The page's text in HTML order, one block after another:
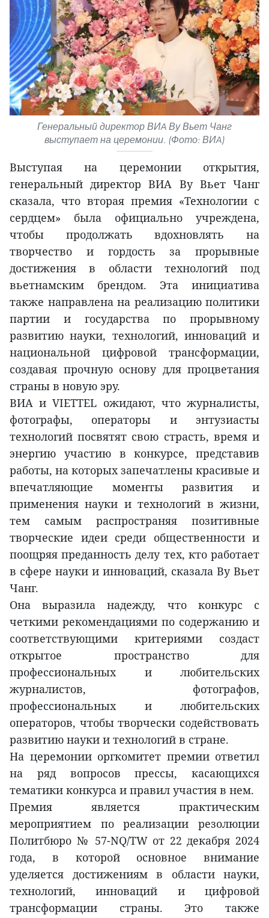
Генеральный директор ВИA Ву Вьет Чанг
выступает на церемонии. (Фото: ВИA)
Выступая на церемонии открытия,
генеральный директор ВИA Ву Вьет Чанг
сказала, что вторая премия «Технологии с
сердцем» была официально учреждена,
чтобы продолжать вдохновлять на
творчество и гордость за прорывные
достижения в области технологий под
вьетнамским брендом. Эта инициатива
также направлена на реализацию политики
партии и государства по прорывному
развитию науки, технологий, инноваций и
национальной цифровой трансформации,
создавая прочную основу для процветания
страны в новую эру.
ВИA и VIETTEL ожидают, что журналисты,
фотографы, операторы и энтузиасты
технологий посвятят свою страсть, время и
энергию участию в конкурсе, представив
работы, на которых запечатлены красивые и
впечатляющие моменты развития и
применения науки и технологий в жизни,
тем самым распространяя позитивные
творческие идеи среди общественности и
поощряя преданность делу тех, кто работает
в сфере науки и инноваций, сказала Ву Вьет
Чанг.
Она выразила надежду, что конкурс с
четкими рекомендациями по содержанию и
соответствующими критериями создаст
открытое пространство для
профессиональных и любительских
журналистов, фотографов,
профессиональных и любительских
операторов, чтобы творчески содействовать
развитию науки и технологий в стране.
На церемонии оргкомитет премии ответил
на ряд вопросов прессы, касающихся
тематики конкурса и правил участия в нем.
Премия является практическим
мероприятием по реализации резолюции
Политбюро № 57-NQ/TW от 22 декабря 2024
года, в которой основное внимание
уделяется достижениям в области науки,
технологий, инноваций и цифровой
трансформации страны. Это также